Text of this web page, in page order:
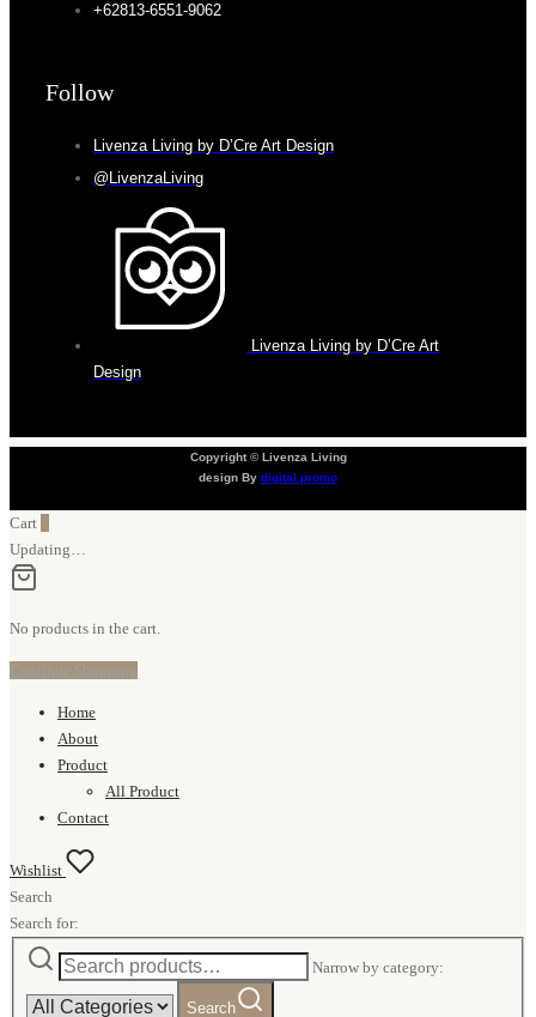
+62813-6551-9062
Follow
Livenza Living by D’Cre Art Design
@LivenzaLiving
Livenza Living by D’Cre Art
Design
Copyright © Livenza Living
design By digital promo
Cart
Updating…
No products in the cart.
Continue Shopping
Home
About
Product
All Product
Contact
Wishlist
Search
Search for:
Narrow by category:
Search